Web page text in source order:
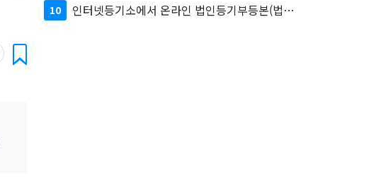
10 인터넷등기소에서 온라인 법인등기부등본(법인등기사항증명서)를 쉽게 발급받는 법